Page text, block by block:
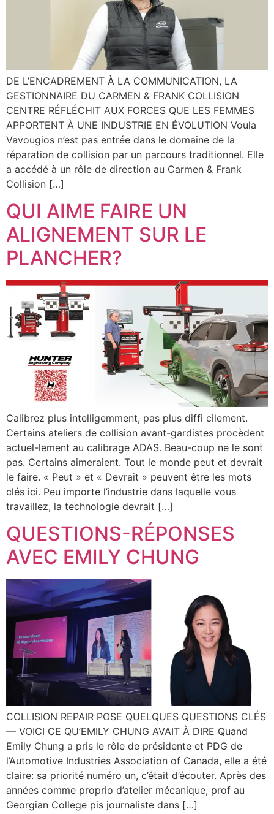
DE L’ENCADREMENT À LA COMMUNICATION, LA
GESTIONNAIRE DU CARMEN & FRANK COLLISION
CENTRE RÉFLÉCHIT AUX FORCES QUE LES FEMMES
APPORTENT À UNE INDUSTRIE EN ÉVOLUTION Voula
Vavougios n’est pas entrée dans le domaine de la
réparation de collision par un parcours traditionnel. Elle
a accédé à un rôle de direction au Carmen & Frank
Collision […]
QUI AIME FAIRE UN
ALIGNEMENT SUR LE
PLANCHER?
Calibrez plus intelligemment, pas plus diffi cilement.
Certains ateliers de collision avant-gardistes procèdent
actuel-lement au calibrage ADAS. Beau-coup ne le sont
pas. Certains aimeraient. Tout le monde peut et devrait
le faire. « Peut » et « Devrait » peuvent être les mots
clés ici. Peu importe l’industrie dans laquelle vous
travaillez, la technologie devrait […]
QUESTIONS-RÉPONSES
AVEC EMILY CHUNG
COLLISION REPAIR POSE QUELQUES QUESTIONS CLÉS
— VOICI CE QU’EMILY CHUNG AVAIT À DIRE Quand
Emily Chung a pris le rôle de présidente et PDG de
l’Automotive Industries Association of Canada, elle a été
claire: sa priorité numéro un, c’était d’écouter. Après des
années comme proprio d’atelier mécanique, prof au
Georgian College pis journaliste dans […]